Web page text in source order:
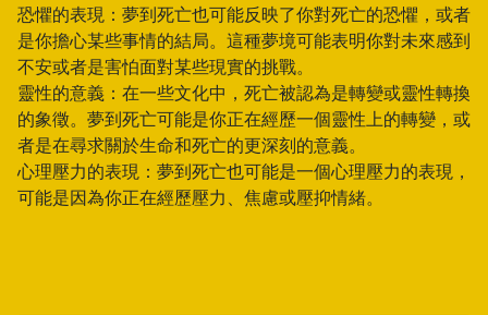
恐懼的表現：夢到死亡也可能反映了你對死亡的恐懼，或者
是你擔心某些事情的結局。這種夢境可能表明你對未來感到
不安或者是害怕面對某些現實的挑戰。
靈性的意義：在一些文化中，死亡被認為是轉變或靈性轉換
的象徵。夢到死亡可能是你正在經歷一個靈性上的轉變，或
者是在尋求關於生命和死亡的更深刻的意義。
心理壓力的表現：夢到死亡也可能是一個心理壓力的表現，
可能是因為你正在經歷壓力、焦慮或壓抑情緒。